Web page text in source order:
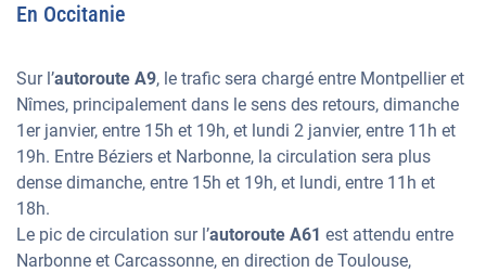
En Occitanie
Sur l’autoroute A9, le trafic sera chargé entre Montpellier et
Nîmes, principalement dans le sens des retours, dimanche
1er janvier, entre 15h et 19h, et lundi 2 janvier, entre 11h et
19h. Entre Béziers et Narbonne, la circulation sera plus
dense dimanche, entre 15h et 19h, et lundi, entre 11h et
18h.
Le pic de circulation sur l’autoroute A61 est attendu entre
Narbonne et Carcassonne, en direction de Toulouse,